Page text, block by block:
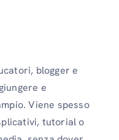
blogger e
e
Viene spesso
tutorial o